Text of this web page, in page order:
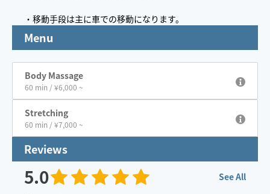
・移動手段は主に車での移動になります。
Menu
Body Massage
60 min / ¥6,000 ~
Stretching
60 min / ¥7,000 ~
Reviews
5.0
See All